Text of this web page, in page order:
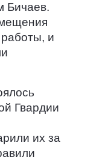
Бичаев.
и
Гвардии
их за